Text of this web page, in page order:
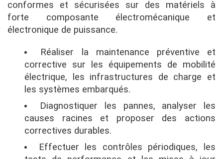
conformes et sécurisées sur des matériels à
forte composante électromécanique et
électronique de puissance.
Réaliser la maintenance préventive et
corrective sur les équipements de mobilité
électrique, les infrastructures de charge et
les systèmes embarqués.
Diagnostiquer les pannes, analyser les
causes racines et proposer des actions
correctives durables.
Effectuer les contrôles périodiques, les